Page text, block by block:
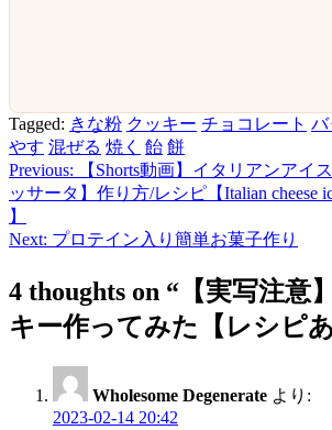
Tagged: きな粉 クッキー チョコレート バ
やす 混ぜる 焼く 飴 餅
投
稿
ナ
ビ
ゲ
Previous:
【Shorts動画】イタリアンアイ
ッサータ】作り方/レシピ【Italian cheese
】
Next: プロテイン入り簡単お菓子作り
4 thoughts on “ 【実写注意
キー作ってみた【レシピあ
Wholesome Degenerate より:
2023-02-14 20:42